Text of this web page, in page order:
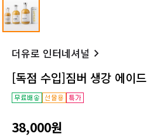
더유로 인터네셔널
[독점 수입]짐버 생강 에이드
38,000원